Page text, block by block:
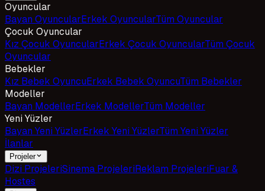
Oyuncular
Bayan OyuncularErkek OyuncularTüm Oyuncular
Çocuk Oyuncular
Kız Çocuk OyuncularErkek Çocuk OyuncularTüm Çocuk
Oyuncular
Bebekler
Kız Bebek OyuncuErkek Bebek OyuncuTüm Bebekler
Modeller
Bayan ModellerErkek ModellerTüm Modeller
Yeni Yüzler
Bayan Yeni YüzlerErkek Yeni YüzlerTüm Yeni Yüzler
İlanlar
Projeler
Dizi ProjeleriSinema ProjeleriReklam ProjeleriFuar &
Hostes